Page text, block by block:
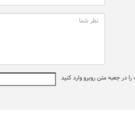
در جعبه متن روبرو وارد کنید